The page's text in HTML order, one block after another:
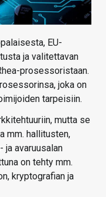
EU-
ja valitettavan
prosessoristaan.
joka on
tarpeisiin.
mutta se
mm. hallitusten,
avaruusalan
on tehty mm.
kryptografian ja